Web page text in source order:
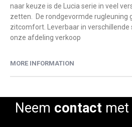
naar keuze is de Lucia serie in veel
zetten. De rondgevormde rugleuning
zitcomfort. Leverbaar in
onze afdeling verkoop
MORE INFORMATION
Neem contactmet